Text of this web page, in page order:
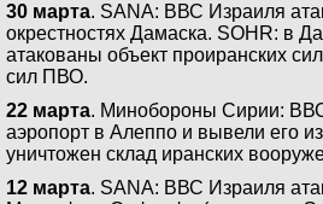
30 марта. SANA: ВВС Израиля
окрестностях Дамаска. SOHR: в
атакованы объект проиранских
сил ПВО.
22 марта. Минобороны Сирии:
аэропорт в Алеппо и вывели его
уничтожен склад иранских
12 марта. SANA: ВВС Израиля